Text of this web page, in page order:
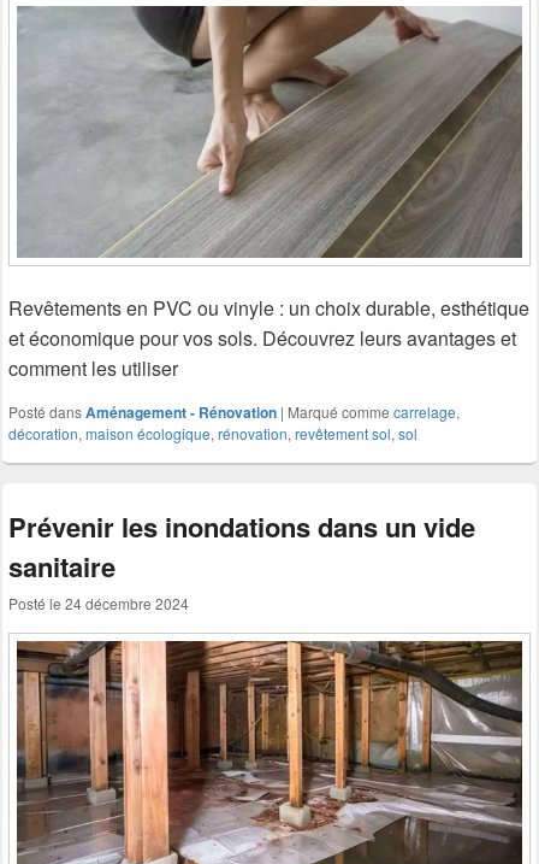
Revêtements en PVC ou vinyle : un choix durable, esthétique
et économique pour vos sols. Découvrez leurs avantages et
comment les utiliser
Posté dansAménagement - Rénovation | Marqué comme carrelage,
décoration, maison écologique, rénovation, revêtement sol, sol
Prévenir les inondations dans un vide
sanitaire
Posté le 24 décembre 2024